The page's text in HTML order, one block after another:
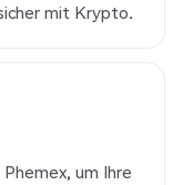
mit Krypto.
um Ihre